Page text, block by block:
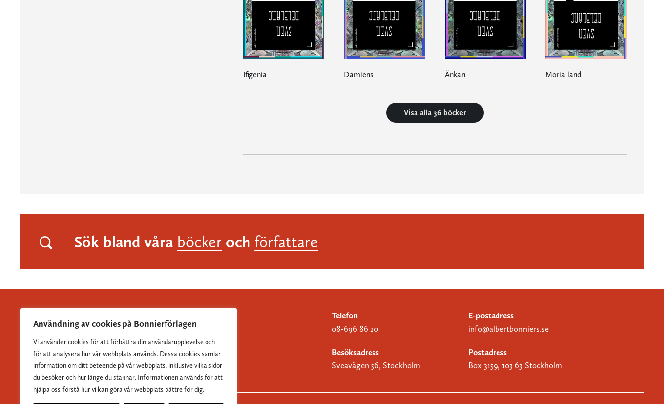
Användning av cookies på Bonnierförlagen
Vi använder cookies för att förbättra din användarupplevelse och
för att analysera hur vår webbplats används. Dessa cookies samlar
information om ditt beteende på vår webbplats, inklusive vilka sidor
du besöker och hur länge du stannar. Informationen används för att
hjälpa oss förstå hur vi kan göra vår webbplats bättre för dig.
Ifigenia Damiens Änkan Moria land
Visa alla 36 böcker
Sök bland våra böcker och författare
Albert Bonniers Förlag grundades 1837 och är Sveriges
största skönlitterära förlag.
Telefon
08-696 86 20
E-postadress
info@albertbonniers.se
Besöksadress
Sveavägen 56, Stockholm
Postadress
Box 3159, 103 63 Stockholm